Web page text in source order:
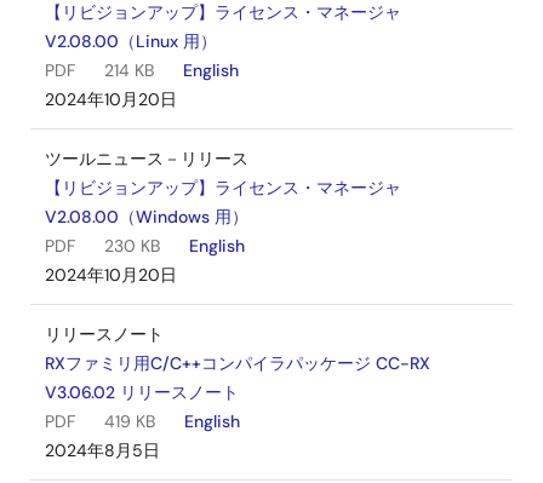
【リビジョンアップ】ライセンス・マネージャ
V2.08.00（Linux 用）
PDF
214 KB
English
2024年10月20日
ツールニュース－リリース
【リビジョンアップ】ライセンス・マネージャ
V2.08.00（Windows 用）
PDF
230 KB
English
2024年10月20日
リリースノート
RXファミリ用C/C++コンパイラパッケージ CC-RX
V3.06.02 リリースノート
PDF
419 KB
English
2024年8月5日